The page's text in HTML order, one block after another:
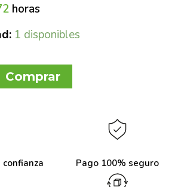
horas
1 disponibles
Comprar
Pago 100% seguro